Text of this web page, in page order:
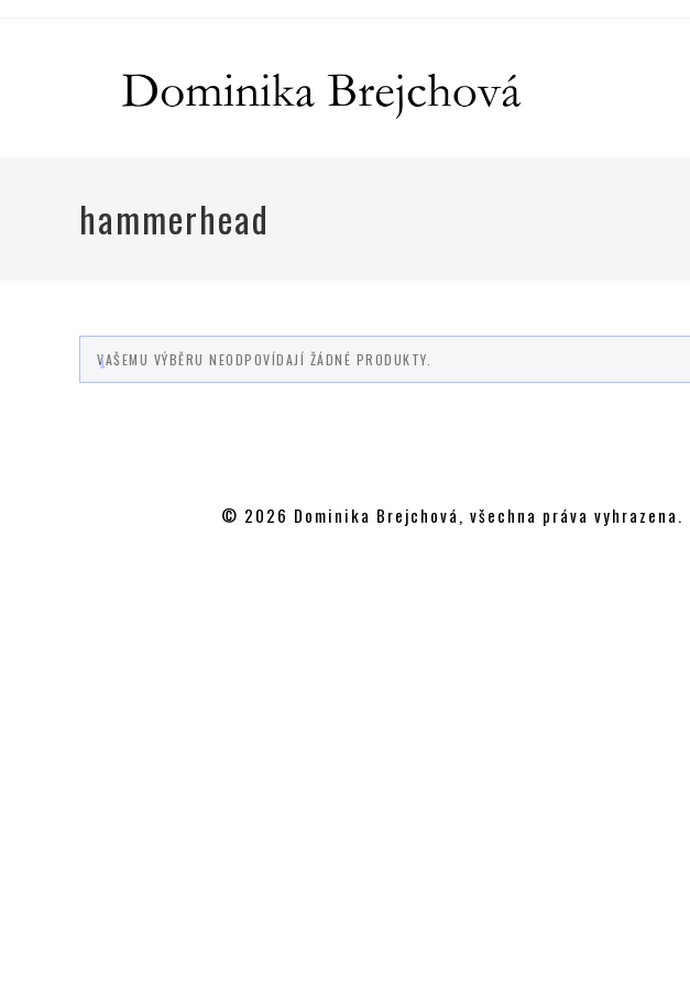
hammerhead
VAŠEMU VÝBĚRU NEODPOVÍDAJÍ ŽÁDNÉ PRODUKTY.
© 2026 Dominika Brejchová, všechna práva vyhrazena.